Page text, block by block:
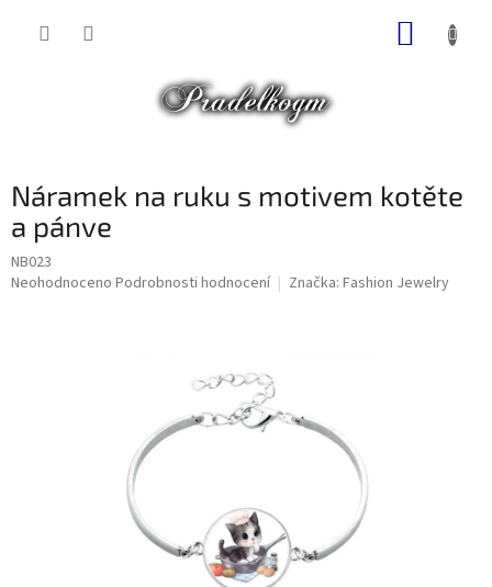
Náramek na ruku s motivem kotěte
a pánve
NB023
Průměrné
Neohodnoceno Podrobnosti hodnocení Značka: Fashion Jewelry